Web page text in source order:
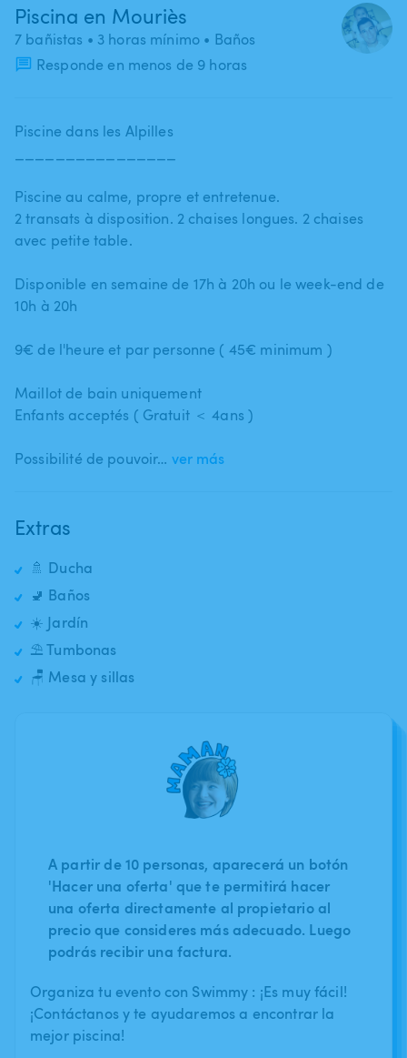
Piscina en Mouriès
7 bañistas • 3 horas mínimo • Baños
Responde en menos de 9 horas
Piscine dans les Alpilles
Piscine au calme​,​ propre et entretenue.
2 transats à disposition. 2 chaises longues. 2 chaises
avec petite table.
Disponible en semaine de 17h à 20h ou le week-end de
10h à 20h
9€ de l'heure et par personne ( 45€ minimum )
Maillot de bain uniquement
Enfants acceptés ( Gratuit ＜ 4ans )
Possibilité de pouvoir… ver más
Extras
🚿 Ducha
🚽 Baños
☀️ Jardín
⛱️ Tumbonas
🪑 Mesa y sillas
A partir de 10 personas, aparecerá un botón
'Hacer una oferta' que te permitirá hacer
una oferta directamente al propietario al
precio que consideres más adecuado. Luego
podrás recibir una factura.
Organiza tu evento con Swimmy : ¡Es muy fácil!
¡Contáctanos y te ayudaremos a encontrar la
mejor piscina!